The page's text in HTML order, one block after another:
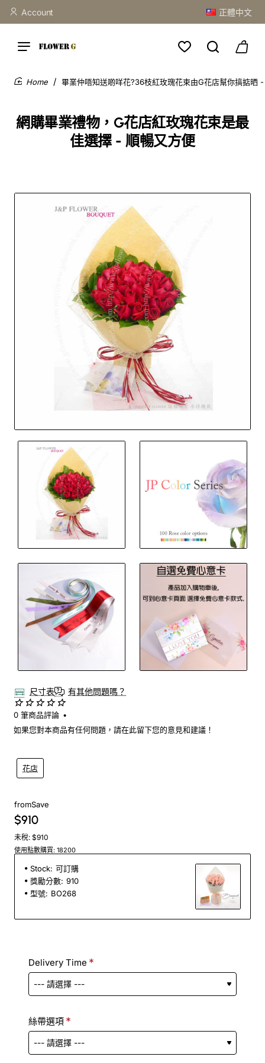
Account 正體中文
網購畢業禮物，G花店紅玫瑰花束是最
佳選擇 - 順暢又方便
畢業仲唔知送啲咩花?36枝紅玫瑰花束由G花店幫你搞掂
尺寸表 有其他問題嗎？
花店
0 筆商品評論 •
如果您對本商品有任何問題，請在此留下您的意見和建議！
fromSave
$910
未稅: $910
使用點數購買: 18200
Stock: 可訂購
獎勵分數: 910
型號: BO268
Delivery Time
絲帶選項